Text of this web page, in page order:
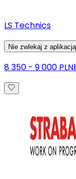
LS Technics
Nie zwlekaj z
8 350 - 9 000 PLN